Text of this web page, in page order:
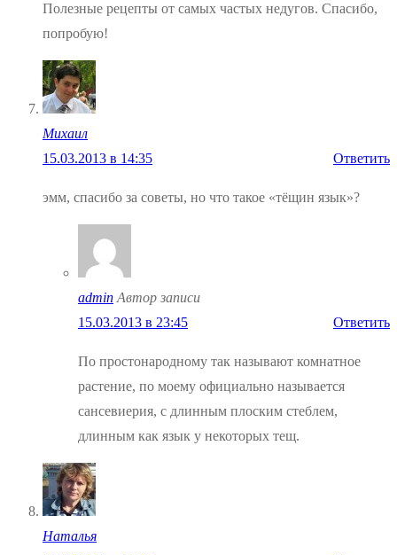
Полезные рецепты от самых частых недугов. Спасибо,
попробую!
Михаил
15.03.2013 в 14:35
Ответить
эмм, спасибо за советы, но что такое «тёщин язык»?
admin Автор записи
15.03.2013 в 23:45
Ответить
По простонародному так называют комнатное
растение, по моему официально называется
сансевиерия, с длинным плоским стеблем,
длинным как язык у некоторых тещ.
Наталья